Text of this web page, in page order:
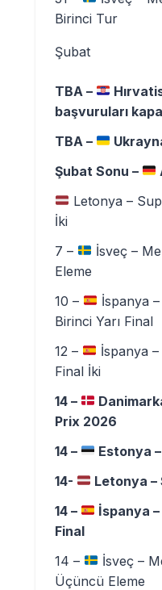
Birinci Tur
Şubat
TBA –
başvuruları
TBA –
Şubat Sonu –
Letonya –
İki
7 –
İsveç –
Eleme
10 –
İspanya
Birinci Yarı Final
12 –
İspanya
Final İki
14 –
Prix 2026
14 –
Estonya
14-
Letonya –
14 –
İspanya
Final
14 –
İsveç –
Üçüncü Eleme